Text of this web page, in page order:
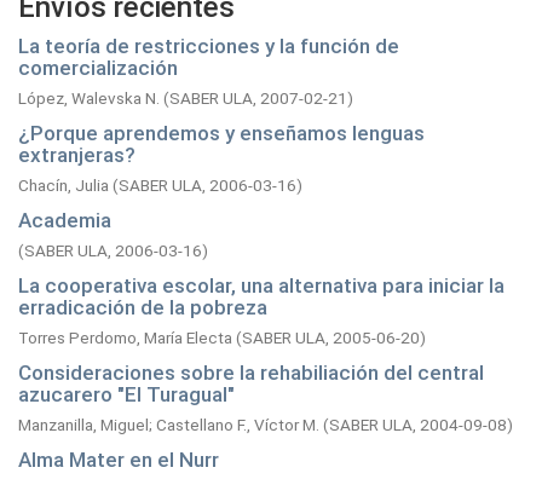
Envíos recientes
La teoría de restricciones y la función de
comercialización
López, Walevska N. (SABER ULA, 2007-02-21)
¿Porque aprendemos y enseñamos lenguas
extranjeras?
Chacín, Julia (SABER ULA, 2006-03-16)
Academia
(SABER ULA, 2006-03-16)
La cooperativa escolar, una alternativa para iniciar la
erradicación de la pobreza
Torres Perdomo, María Electa (SABER ULA, 2005-06-20)
Consideraciones sobre la rehabiliación del central
azucarero "El Turagual"
Manzanilla, Miguel; Castellano F., Víctor M. (SABER ULA, 2004-09-08)
Alma Mater en el Nurr